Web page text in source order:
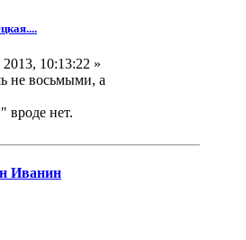
10:13:22 »
не восьмыми, а
вроде нет.
Иванин